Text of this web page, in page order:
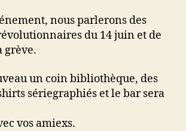
nous parlerons des
du 14 juin et de
grève.
un coin bibliothèque, des
sériegraphiés et le bar sera
vos amiexs.